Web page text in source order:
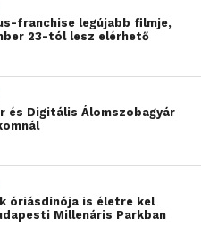
a misztérium és a
szent hatalmának
ahol az emberek
élnek a Földön
mindennapjait mutatja
épületeit imitálva
franchise legújabb filmje,
23-tól lesz elérhető
és Digitális Álomszobagyár
óriásdínója is életre kel
Millenáris Parkban